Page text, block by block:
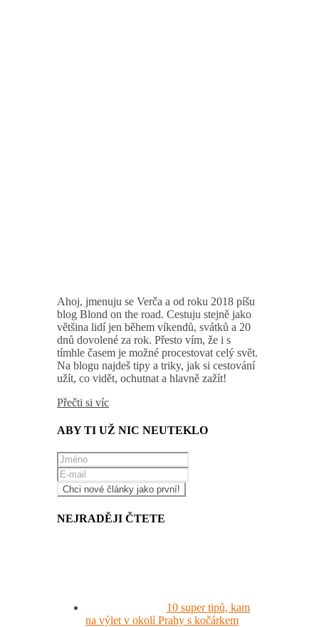
Ahoj, jmenuju se Verča a od roku 2018 píšu
blog Blond on the road. Cestuju stejně jako
většina lidí jen během víkendů, svátků a 20
dnů dovolené za rok. Přesto vím, že i s
tímhle časem je možné procestovat celý svět.
Na blogu najdeš tipy a triky, jak si cestování
užít, co vidět, ochutnat a hlavně zažít!
Přečti si víc
ABY TI UŽ NIC NEUTEKLO
NEJRADĚJI ČTETE
10 super tipů, kam
na výlet v okolí Prahy s kočárkem